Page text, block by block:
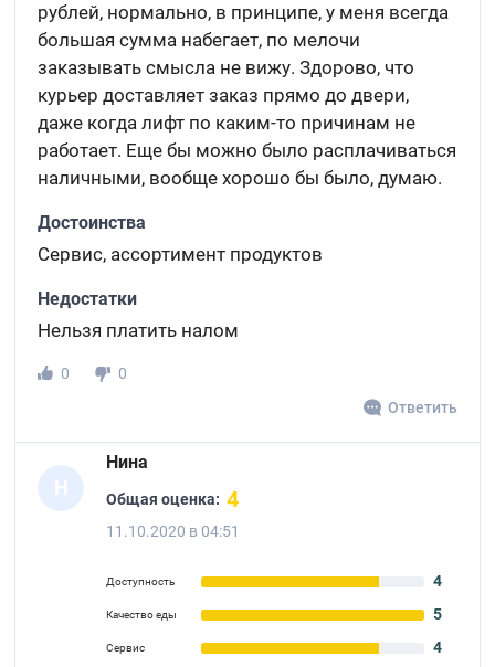
рублей, нормально, в принципе, у меня всегда
большая сумма набегает, по мелочи
заказывать смысла не вижу. Здорово, что
курьер доставляет заказ прямо до двери,
даже когда лифт по каким-то причинам не
работает. Еще бы можно было расплачиваться
наличными, вообще хорошо бы было, думаю.
Достоинства
Сервис, ассортимент продуктов
Недостатки
Нельзя платить налом
0
0
Ответить
Н
Нина
Общая оценка: 4
11.10.2020 в 04:51
Доступность 4
Качество еды 5
Сервис 4